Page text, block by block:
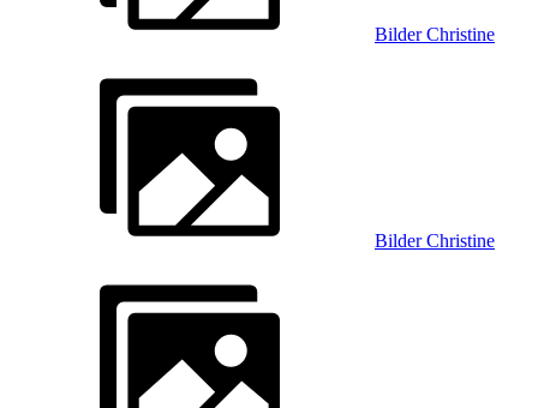
Bilder Christine
Bilder Christine